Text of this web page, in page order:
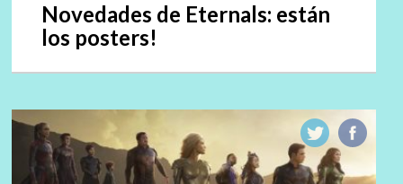
Novedades de Eternals: están
los posters!